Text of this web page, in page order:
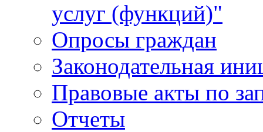
услуг (функций)"
Опросы граждан
Законодательная
Правовые акты по
Отчеты